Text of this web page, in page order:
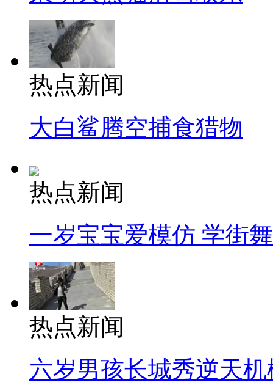
热点新闻
大白鲨腾空捕食猎物
热点新闻
一岁宝宝爱模仿 学街
热点新闻
六岁男孩长城秀逆天机